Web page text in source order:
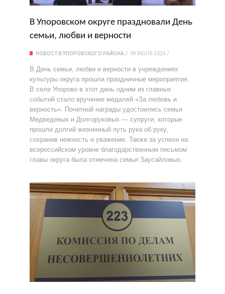
В Упоровском округе праздновали День
семьи, любви и верности
НОВОСТИ УПОРОВСКОГО РАЙОНА 09 ИЮЛЯ 2026
В День семьи, любви и верности в учреждениях
культуры округа прошли праздничные мероприятия.
В селе Упорово в этот день одним из главных
событий стало вручение медалей «За любовь и
верность». Почетной награды удостоились семьи
Медведевых и Долгоруковых — супруги, которые
прошли долгий жизненный путь рука об руку,
сохранив нежность и уважение. Также за успехи на
всероссийском уровне благодарственным письмом
главы округа была отмечена семья Заусайловых.